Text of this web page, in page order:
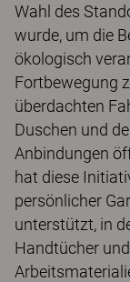
Wahl des
wurde, um die
ökologisch
Fortbewegung
überdachten
Duschen und
Anbindungen
hat diese
persönlicher
unterstützt, in
Handtücher